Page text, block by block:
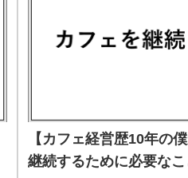
【カフェ経営歴10年の
継続するために必要なこ